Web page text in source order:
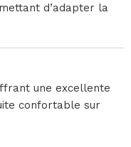
d’adapter la
une excellente
confortable sur